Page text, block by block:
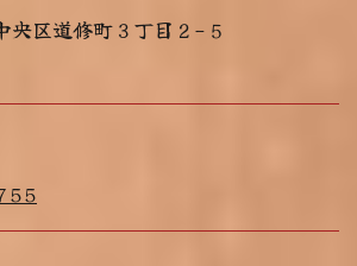
央区道修町３丁目２−５